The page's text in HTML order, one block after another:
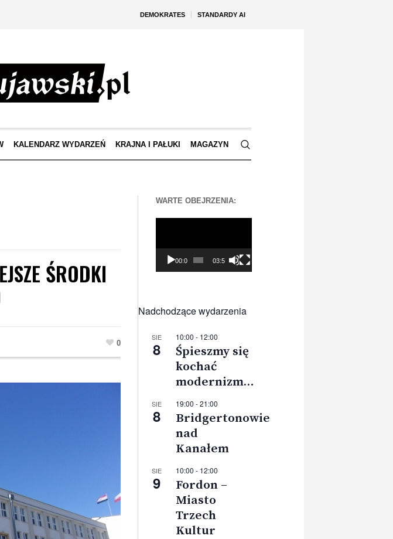
DEMOKRATES STANDARDY AI
KALENDARZ WYDARZEŃ KRAJNA I PAŁUKI MAGAZYN
ŚRODKI
0
WARTE OBEJRZENIA:
00:00 03:56
Nadchodzące wydarzenia
SIE
8
10:00 - 12:00
Śpieszmy się
kochać
modernizm…
SIE
8
19:00 -21:00
Bridgertonowie
nad
Kanałem
SIE
9
10:00 - 12:00
Fordon –
Miasto
Trzech
Kultur